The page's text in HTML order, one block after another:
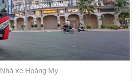
Nhà xe Hoàng My